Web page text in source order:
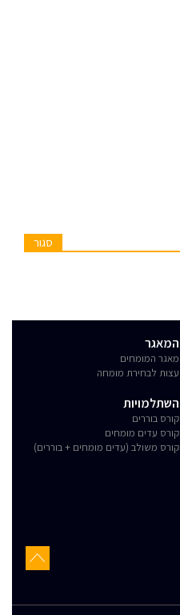
סגור
המאגר
מאגר המומחים
עצות לבחירת מומחה
השתלמויות
קורס בוררים
קורס עדים מומחים
קורס משולב (עדים מומחים + בוררים)